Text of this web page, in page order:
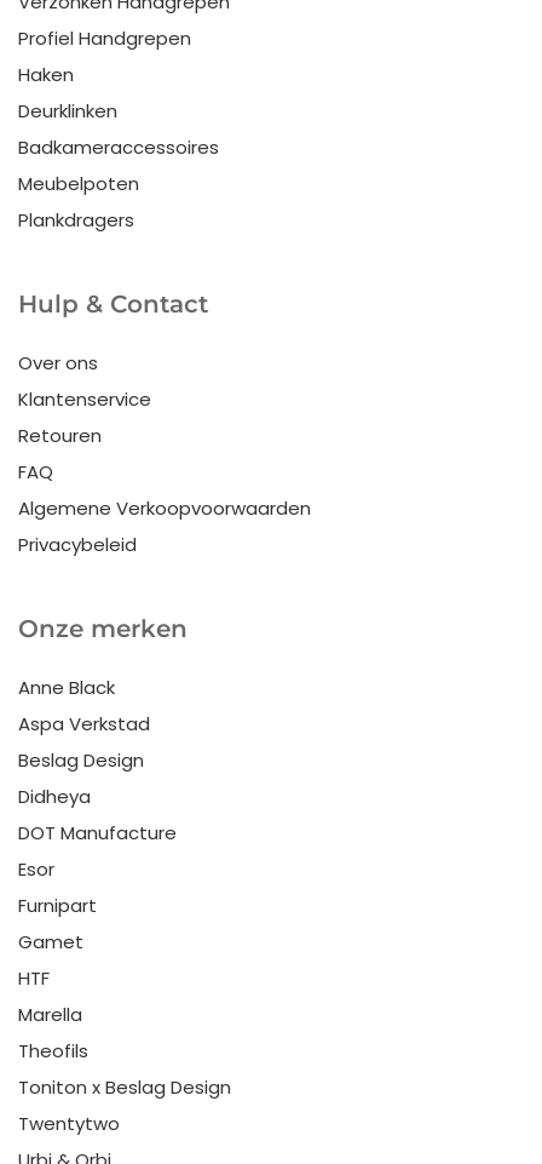
Profiel Handgrepen
Haken
Deurklinken
Badkameraccessoires
Meubelpoten
Plankdragers
Hulp & Contact
Over ons
Klantenservice
Retouren
FAQ
Algemene Verkoopvoorwaarden
Privacybeleid
Onze merken
Anne Black
Aspa Verkstad
Beslag Design
Didheya
DOT Manufacture
Esor
Furnipart
Gamet
HTF
Marella
Theofils
Toniton x Beslag Design
Twentytwo